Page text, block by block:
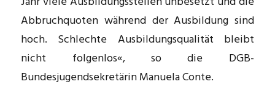
Abbruchquoten während der Ausbildung sind
hoch. Schlechte Ausbildungsqualität bleibt
nicht folgenlos«, so die DGB-
Bundesjugendsekretärin Manuela Conte.